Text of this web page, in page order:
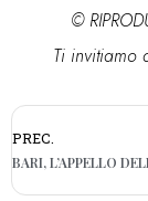
©
Ti invitiamo
PREC.